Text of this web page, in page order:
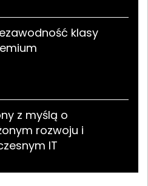
klasy
z myślą o
rozwoju i
IT